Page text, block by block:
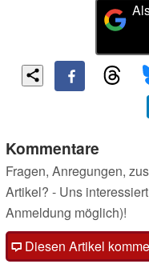
Kommentare
Fragen, Anregungen,
Artikel? - Uns
Anmeldung möglich)!
Diesen Artikel